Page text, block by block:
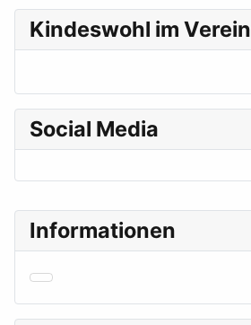
Informationen
Kindeswohl im Verein
Social Media